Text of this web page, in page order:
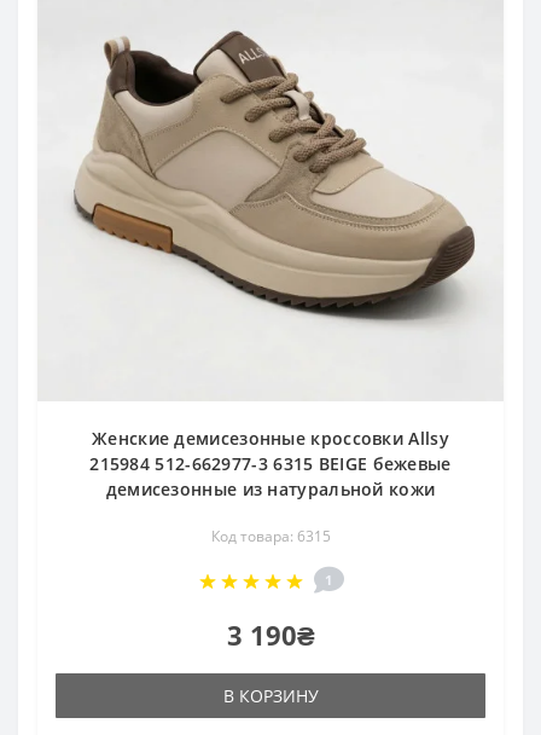
Женские демисезонные кроссовки Allsy
215984 512-662977-3 6315 BEIGE бежевые
демисезонные из натуральной кожи
Код товара: 6315
1
3 190₴
В КОРЗИНУ